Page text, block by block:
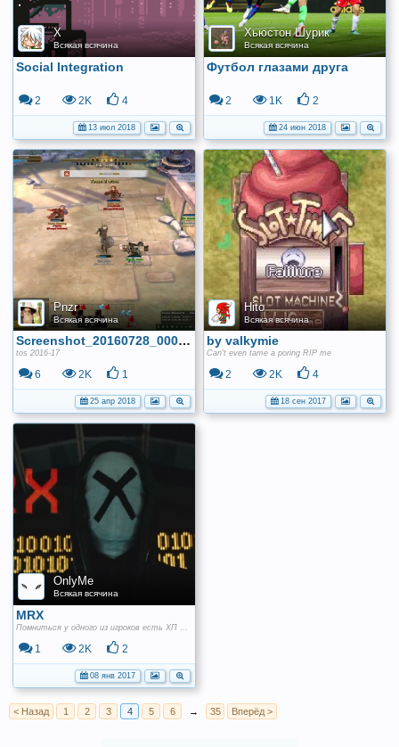
X
Всякая всячина
Social Integration
2 2K 4
13 июл 2018
Хьюстон Шурик
Всякая всячина
Футбол глазами друга
2 1K 2
24 июн 2018
Pnzr
Всякая всячина
Screenshot_20160728_00005
tos 2016-17
6 2K 1
25 апр 2018
Hito
Всякая всячина
by valkymie
Can’t even tame a poring RIP me
2 2K 4
18 сен 2017
OnlyMe
Всякая всячина
MRX
1 2K 2
08 янв 2017
< Назад 1 2 3 4 5 6 → 35 Вперёд >